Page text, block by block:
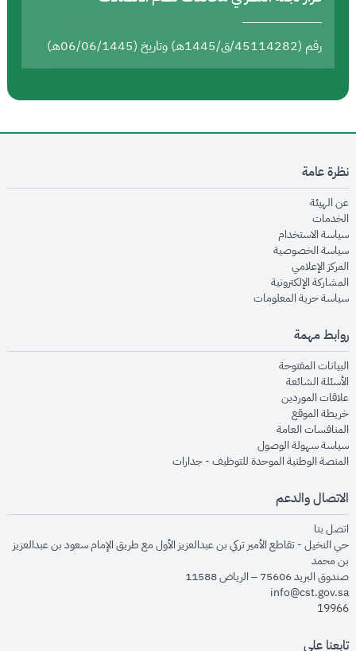
رقم (45114282/ق/1445هـ) وتاريخ (06/06/1445هـ)
نظرة عامة
عن الهيئةopens in new window
الخدماتopens in new window
سياسة الاستخدام
سياسة الخصوصيةopens in new window
المركز الإعلاميopens in new window
المشاركة الإلكترونيةopens in new window
سياسة حرية المعلوماتopens in new window
روابط مهمة
البيانات المفتوحةopens in new window
الأسئلة الشائعةopens in new window
علاقات الموردينopens in new window
خريطة الموقعopens in new window
المنافسات العامةopens in new window
سياسة سهولة الوصولopens in new window
المنصة الوطنية الموحدة للتوظيف - جداراتopens in new window
الاتصال والدعم
اتصل بنا
حي النخيل - تقاطع الأمير تركي بن عبدالعزيز الأول مع طريق الإمام سعود بن عبدالعزيز
بن محمد
صندوق البريد 75606 – الرياض 11588
info@cst.gov.sa
19966
تابعنا على